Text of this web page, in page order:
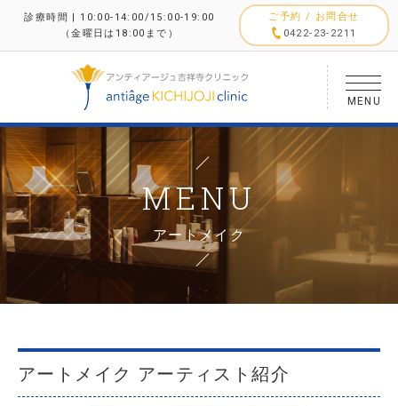
診療時間 | 10:00-14:00/15:00-19:00
（金曜日は18:00まで）
ご予約 / お問合せ
0422-23-2211
MENU
MENU
アートメイク
アートメイク アーティスト紹介